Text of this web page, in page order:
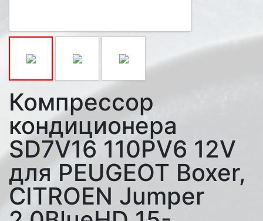
Компрессор
кондиционера
SD7V16 110PV6 12V
для PEUGEOT Boxer,
CITROEN Jumper